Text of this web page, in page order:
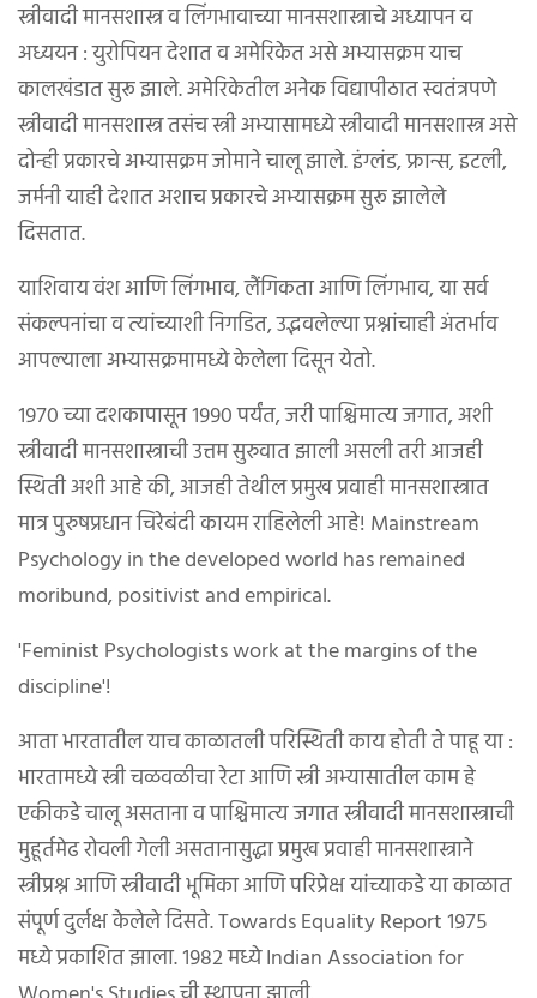
स्त्रीवादी मानसशास्त्र व लिंगभावाच्या मानसशास्त्राचे अध्यापन व
अध्ययन : युरोपियन देशात व अमेरिकेत असे अभ्यासक्रम याच
कालखंडात सुरू झाले. अमेरिकेतील अनेक विद्यापीठात स्वतंत्रपणे
स्त्रीवादी मानसशास्त्र तसंच स्त्री अभ्यासामध्ये स्त्रीवादी मानसशास्त्र असे
दोन्ही प्रकारचे अभ्यासक्रम जोमाने चालू झाले. इंग्लंड, फ्रान्स, इटली,
जर्मनी याही देशात अशाच प्रकारचे अभ्यासक्रम सुरू झालेले
दिसतात.
याशिवाय वंश आणि लिंगभाव, लैंगिकता आणि लिंगभाव, या सर्व
संकल्पनांचा व त्यांच्याशी निगडित, उद्भवलेल्या प्रश्नांचाही अंतर्भाव
आपल्याला अभ्यासक्रमामध्ये केलेला दिसून येतो.
१९७० च्या दशकापासून १९९० पर्यंत, जरी पाश्चिमात्य जगात, अशी
स्त्रीवादी मानसशास्त्राची उत्तम सुरुवात झाली असली तरी आजही
स्थिती अशी आहे की, आजही तेथील प्रमुख प्रवाही मानसशास्त्रात
मात्र पुरुषप्रधान चिरेबंदी कायम राहिलेली आहे! Mainstream
Psychology in the developed world has remained
moribund, positivist and empirical.
'Feminist Psychologists work at the margins of the
discipline'!
आता भारतातील याच काळातली परिस्थिती काय होती ते पाहू या :
भारतामध्ये स्त्री चळवळीचा रेटा आणि स्त्री अभ्यासातील काम हे
एकीकडे चालू असताना व पाश्चिमात्य जगात स्त्रीवादी मानसशास्त्राची
मुहूर्तमेढ रोवली गेली असतानासुद्धा प्रमुख प्रवाही मानसशास्त्राने
स्त्रीप्रश्न आणि स्त्रीवादी भूमिका आणि परिप्रेक्ष यांच्याकडे या काळात
संपूर्ण दुर्लक्ष केलेले दिसते. Towards Equality Report १९७५
मध्ये प्रकाशित झाला. १९८२ मध्ये Indian Association for